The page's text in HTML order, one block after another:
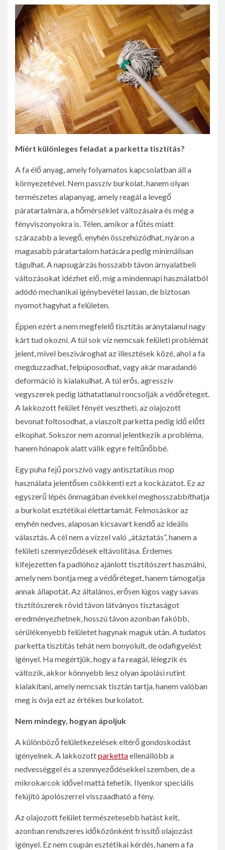
Miért különleges feladat a parketta tisztítás?
A fa élő anyag, amely folyamatos kapcsolatban áll a
környezetével. Nem passzív burkolat, hanem olyan
természetes alapanyag, amely reagál a levegő
páratartalmára, a hőmérséklet változásaira és még a
fényviszonyokra is. Télen, amikor a fűtés miatt
szárazabb a levegő, enyhén összehúzódhat, nyáron a
magasabb páratartalom hatására pedig minimálisan
tágulhat. A napsugárzás hosszabb távon árnyalatbeli
változásokat idézhet elő, míg a mindennapi használatból
adódó mechanikai igénybevétel lassan, de biztosan
nyomot hagyhat a felületen.
Éppen ezért a nem megfelelő tisztítás aránytalanul nagy
kárt tud okozni. A túl sok víz nemcsak felületi problémát
jelent, mivel beszivároghat az illesztések közé, ahol a fa
megduzzadhat, felpúposodhat, vagy akár maradandó
deformáció is kialakulhat. A túl erős, agresszív
vegyszerek pedig láthatatlanul roncsolják a védőréteget.
A lakkozott felület fényét vesztheti, az olajozott
bevonat foltosodhat, a viaszolt parketta pedig idő előtt
elkophat. Sokszor nem azonnal jelentkezik a probléma,
hanem hónapok alatt válik egyre feltűnőbbé.
Egy puha fejű porszívó vagy antisztatikus mop
használata jelentősen csökkenti ezt a kockázatot. Ez az
egyszerű lépés önmagában évekkel meghosszabbíthatja
a burkolat esztétikai élettartamát. Felmosáskor az
enyhén nedves, alaposan kicsavart kendő az ideális
választás. A cél nem a vízzel való „átáztatás”, hanem a
felületi szennyeződések eltávolítása. Érdemes
kifejezetten fa padlóhoz ajánlott tisztítószert használni,
amely nem bontja meg a védőréteget, hanem támogatja
annak állapotát. Az általános, erősen lúgos vagy savas
tisztítószerek rövid távon látványos tisztaságot
eredményezhetnek, hosszú távon azonban fakóbb,
sérülékenyebb felületet hagynak maguk után. A tudatos
parketta tisztítás tehát nem bonyolult, de odafigyelést
igényel. Ha megértjük, hogy a fa reagál, lélegzik és
változik, akkor könnyebb lesz olyan ápolási rutint
kialakítani, amely nemcsak tisztán tartja, hanem valóban
meg is óvja ezt az értékes burkolatot.
Nem mindegy, hogyan ápoljuk
A különböző felületkezelések eltérő gondoskodást
igényelnek. A lakkozottparkettaellenállóbb a
nedvességgel és a szennyeződésekkel szemben, de a
mikrokarcok idővel mattá tehetik. Ilyenkor speciális
felújító ápolószerrel visszaadható a fény.
Az olajozott felület természetesebb hatást kelt,
azonban rendszeres időközönként frissítő olajozást
igényel. Ez nem csupán esztétikai kérdés, hanem a fa